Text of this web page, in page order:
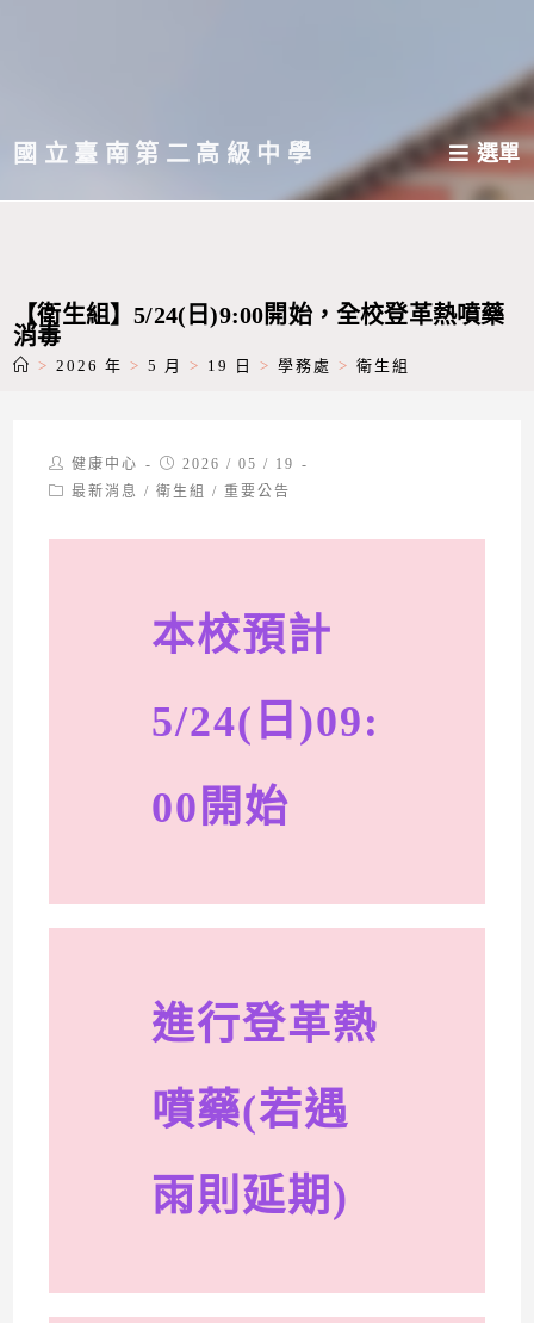
主國立臺南第二高級中學 選單
【衛生組】5/24(日)9:00開始，全校登革熱噴藥
消毒
> 2026 年 > 5 月 > 19 日 > 學務處 > 衛生組
Post
author:
健康中心
Post
published:
2026 / 05 / 19
Post最新消息 / 衛生組 / 重要公告
本校預計
5/24(日)09:
00開始
進行登革熱
噴藥(若遇
雨則延期)